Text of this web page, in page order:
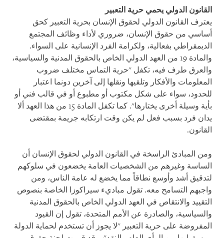
القانون الدولي يحمي حرية التعبير
يعترف القانون الدولي لحقوق الإنسان بحرية التعبير كحق
أساسي من حقوق الإنسان، ضروري لأداء وظائف المجتمع
الديمقراطي بفعالية، ولكرامة الفرد الإنسانية على السواء.
والمادة 19 من العهد الدولي الخاص بالحقوق المدنية والسياسية،
والعرق طرف فيه، تكفل "حرية التماس مختلف ضروب
المعلومات والأفكار وتلقيها ونقلها إلى آخرين دونما اعتبار
للحدود، سواء على شكل مكتوب أو مطبوع أو في قالب فني أو
بأية وسيلة أخرى يختارها". كما تكفل المادة 15 من هذا العهد ألا
يدان فرد بسبب فعل لم يكن وقت ارتكابه جريمة بمقتضى
القانون.
ومن المبادئ الراسخة في القانون الدولي لحقوق الإنسان أن
الساسة وغيرهم من الشخصيات العامة يخضعون في سلوكهم
لتدقيق أشد وأوسع نطاقاً مما يخضع له عامة الناس، ومن
واجبهم التسامح معه. تقول مباديء سيراكوزا الخاصة بنصوص
التقييد والانتقاص في العهد الدولي الخاص بالحقوق المدنية
والسياسية، والصادرة عن الأمم المتحدة، تقول إن القيود
المفروضة على حرية التعبير "لا يجوز أن تستخدم لحماية الدولة